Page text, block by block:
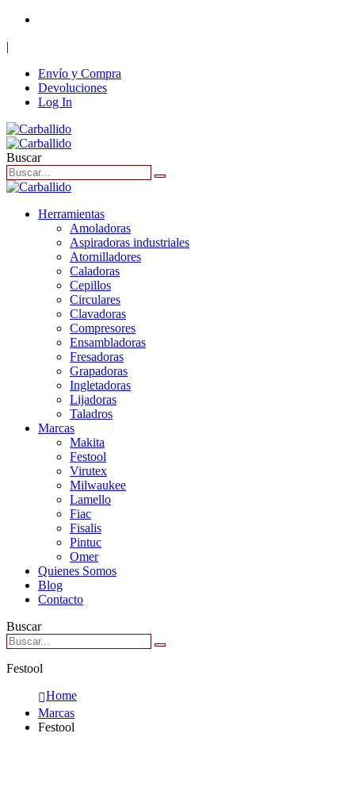
|
Envío y Compra
Devoluciones
Log In
Buscar
Herramientas
Amoladoras
Aspiradoras industriales
Atornilladores
Caladoras
Cepillos
Circulares
Clavadoras
Compresores
Ensambladoras
Fresadoras
Grapadoras
Ingletadoras
Lijadoras
Taladros
Marcas
Makita
Festool
Virutex
Milwaukee
Lamello
Fiac
Fisalis
Pintuc
Omer
Quienes Somos
Blog
Contacto
Buscar
Festool
Home
Marcas
Festool